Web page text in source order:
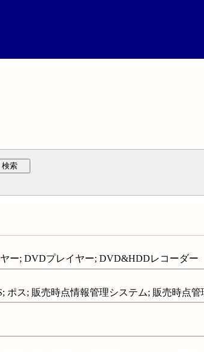
検索
ー; DVDプレイヤー; DVD&HDDレコーダー
ス; 販売時点情報管理システム; 販売時点管